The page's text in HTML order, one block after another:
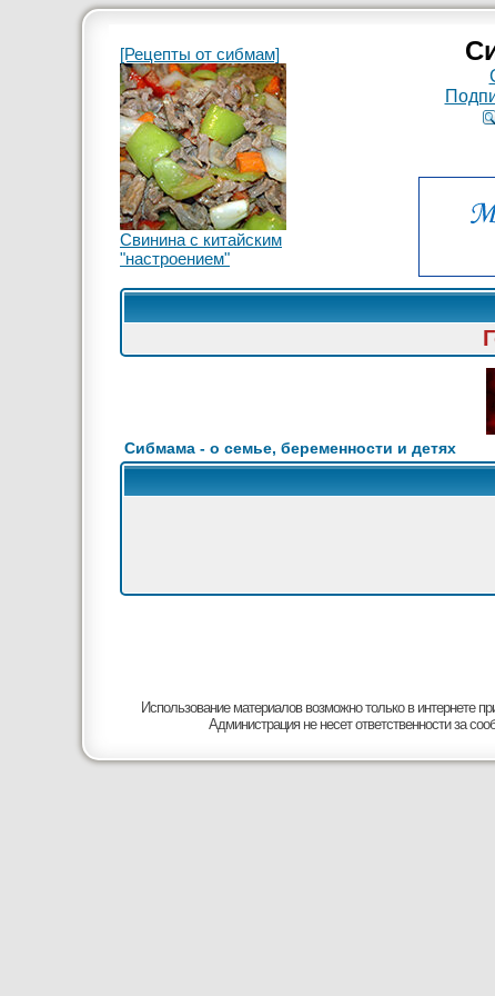
[Рецепты от сибмам]
Свинина с китайским
"настроением"
Сибмама - о семье, беременности и детях
Использование материалов возможно только в интернете
Администрация не несет ответственности за